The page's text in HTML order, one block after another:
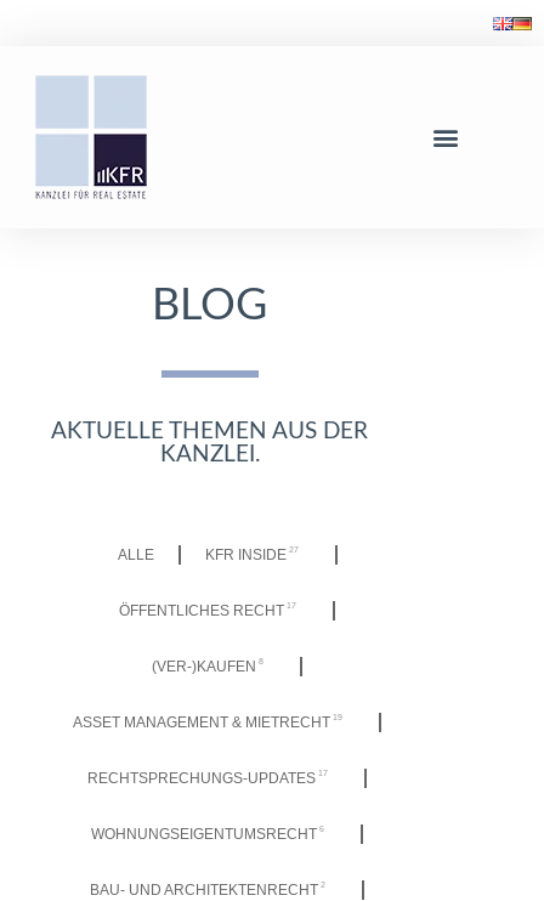
BLOG
AKTUELLE THEMEN AUS DER
KANZLEI.
ALLE KFR INSIDE 27
ÖFFENTLICHES RECHT 17
(VER-)KAUFEN 8
ASSET MANAGEMENT & MIETRECHT 19
RECHTSPRECHUNGS-UPDATES 17
WOHNUNGSEIGENTUMSRECHT 6
BAU- UND ARCHITEKTENRECHT 2